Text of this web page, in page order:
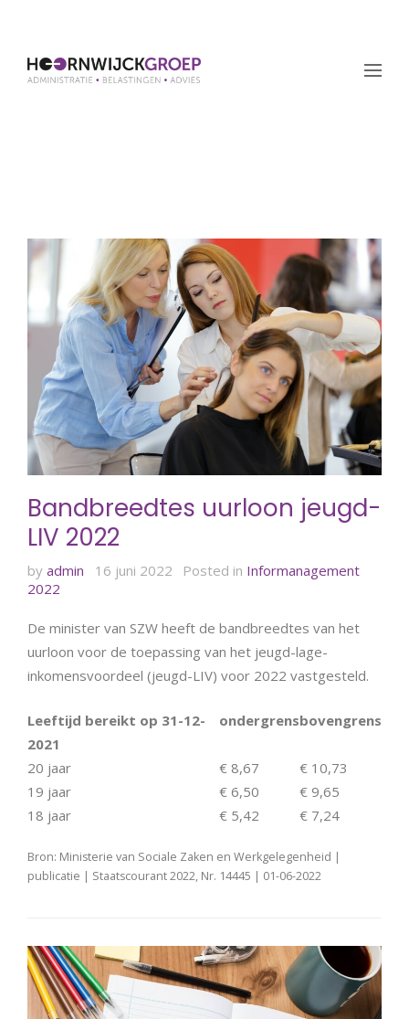
Bandbreedtes uurloon jeugd-
LIV 2022
by admin 16 juni 2022 Posted in Informanagement
2022
De minister van SZW heeft de bandbreedtes van het
uurloon voor de toepassing van het jeugd-lage-
inkomensvoordeel (jeugd-LIV) voor 2022 vastgesteld.
Leeftijd bereikt op 31-12-
2021
ondergrensbovengrens
20 jaar € 8,67
€ 10,73
19 jaar
€ 6,50
€ 9,65
18 jaar
€ 5,42 € 7,24
Bron: Ministerie van Sociale Zaken en Werkgelegenheid |
publicatie | Staatscourant 2022, Nr. 14445 | 01-06-2022